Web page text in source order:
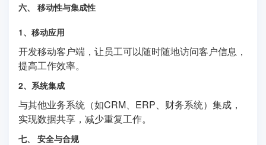
六、 移动性与集成性
1、移动应用
开发移动客户端，让员工可以随时随地访问客户信息，
提高工作效率。
2、系统集成
与其他业务系统（如CRM、ERP、财务系统）集成，
实现数据共享，减少重复工作。
七、 安全与合规